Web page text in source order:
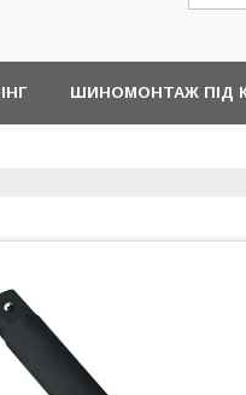
ШИНОМОНТАЖ ПІД